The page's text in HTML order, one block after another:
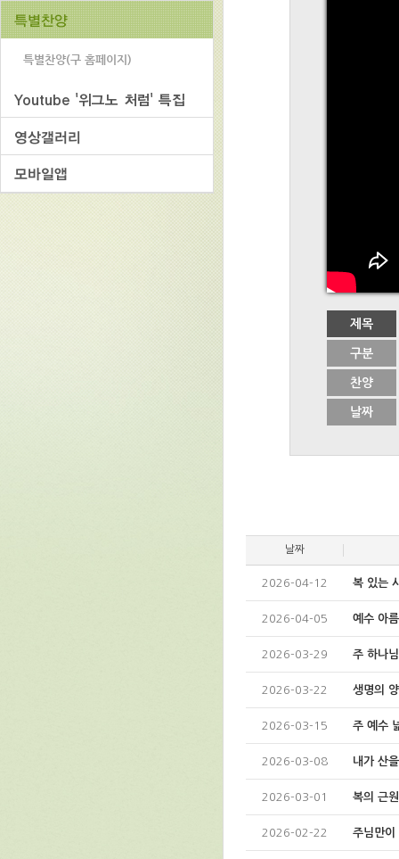
제목
구분
찬양
날짜
날짜
2026-04-12 복 있는
2026-04-05 예수 아
2026-03-29 주 하나
2026-03-22 생명의
2026-03-15 주 예수
2026-03-08 내가 산
2026-03-01 복의 근
2026-02-22 주님만이